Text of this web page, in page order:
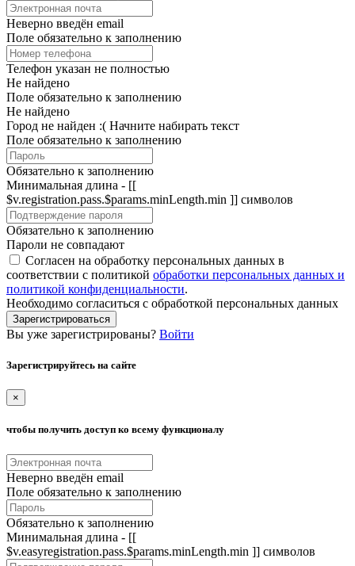
Неверно введён email
Поле обязательно к заполнению
Телефон указан не полностью
Не найдено
Поле обязательно к заполнению
Не найдено
Город не найден :( Начните набирать текст
Поле обязательно к заполнению
Обязательно к заполнению
Минимальная длина - [[
$v.registration.pass.$params.minLength.min ]] символов
Обязательно к заполнению
Пароли не совпадают
Согласен на обработку персональных данных в
соответствии с политикой обработки персональных данных и
политикой конфиденциальности.
Необходимо согласиться с обработкой персональных данных
Зарегистрироваться
Вы уже зарегистрированы? Войти
Зарегистрируйтесь на сайте
×
чтобы получить доступ ко всему функционалу
Неверно введён email
Поле обязательно к заполнению
Обязательно к заполнению
Минимальная длина - [[
$v.easyregistration.pass.$params.minLength.min ]] символов